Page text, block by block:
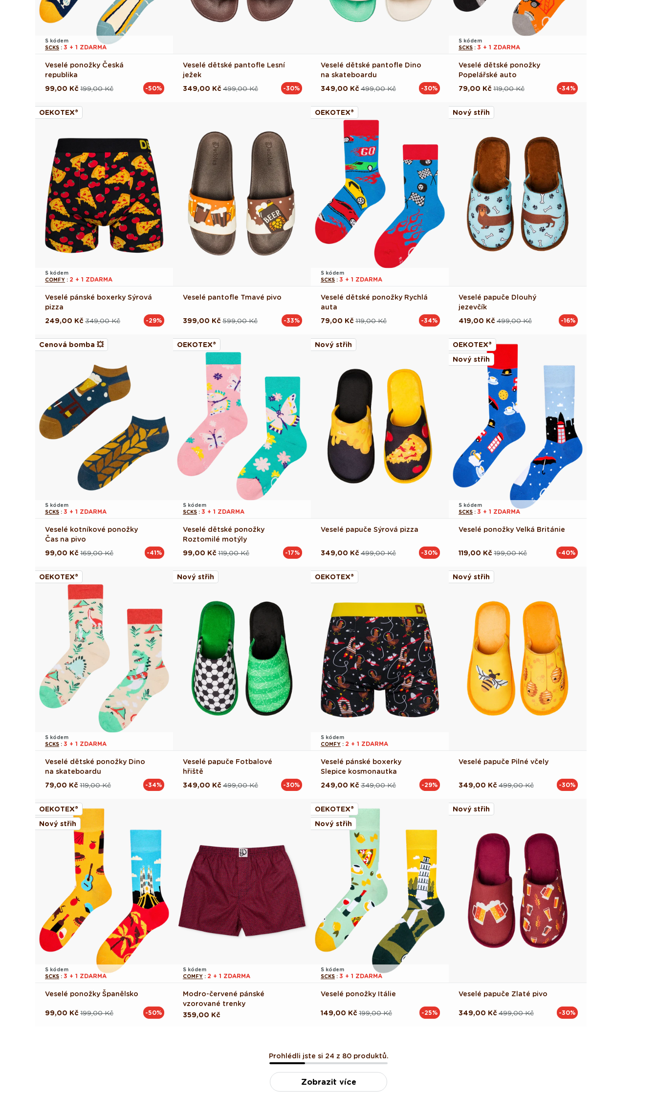
S kódem
SCKS : 3 + 1 ZDARMA
Veselé ponožky Česká
republika
Běžná
199,00 Kč
Výprodejová
99,00 Kč -50%
Veselé dětské pantofle Lesní
ježek
Běžná
499,00 Kč
Výprodejová
349,00 Kč -30%
Veselé dětské pantofle Dino
na skateboardu
Běžná
499,00 Kč
Výprodejová
349,00 Kč -30%
S kódem
SCKS : 3 + 1 ZDARMA
Veselé dětské ponožky
Popelářské auto
Běžná
119,00 Kč
Výprodejová
79,00 Kč -34%
OEKOTEX®
S kódem
COMFY : 2 + 1 ZDARMA
Veselé pánské boxerky Sýrová
pizza
Běžná
349,00 Kč
Výprodejová
249,00 Kč -29%
Veselé pantofle Tmavé pivo
Běžná
599,00 Kč
Výprodejová
399,00 Kč -33%
OEKOTEX®
S kódem
SCKS : 3 + 1 ZDARMA
Veselé dětské ponožky Rychlá
auta
Běžná
119,00 Kč
Výprodejová
79,00 Kč -34%
Nový střih
Veselé papuče Dlouhý
jezevčík
Běžná
499,00 Kč
Výprodejová
419,00 Kč -16%
Cenová bomba 💥
S kódem
SCKS : 3 + 1 ZDARMA
Veselé kotníkové ponožky
Čas na pivo
Běžná
169,00 Kč
Výprodejová
99,00 Kč -41%
OEKOTEX®
S kódem
SCKS : 3 + 1 ZDARMA
Veselé dětské ponožky
Roztomilé motýly
Běžná
119,00 Kč
Výprodejová
99,00 Kč -17%
Nový střih
Veselé papuče Sýrová pizza
Běžná
499,00 Kč
Výprodejová
349,00 Kč -30%
OEKOTEX®
Nový střih
S kódem
SCKS : 3 + 1 ZDARMA
Veselé ponožky Velká Británie
Běžná
199,00 Kč
Výprodejová
119,00 Kč -40%
OEKOTEX®
S kódem
SCKS : 3 + 1 ZDARMA
Veselé dětské ponožky Dino
na skateboardu
Běžná
119,00 Kč
Výprodejová
79,00 Kč -34%
Nový střih
Veselé papuče Fotbalové
hřiště
Běžná
499,00 Kč
Výprodejová
349,00 Kč -30%
OEKOTEX®
S kódem
COMFY : 2 + 1 ZDARMA
Veselé pánské boxerky
Slepice kosmonautka
Běžná
349,00 Kč
Výprodejová
249,00 Kč -29%
Nový střih
Veselé papuče Pilné včely
Běžná
499,00 Kč
Výprodejová
349,00 Kč -30%
OEKOTEX®
Nový střih
S kódem
SCKS : 3 + 1 ZDARMA
Veselé ponožky Španělsko
Běžná
199,00 Kč
Výprodejová
99,00 Kč -50%
S kódem
COMFY : 2 + 1 ZDARMA
Modro-červené pánské
vzorované trenky
Běžná
359,00 Kč
OEKOTEX®
Nový střih
S kódem
SCKS : 3 + 1 ZDARMA
Veselé ponožky Itálie
Běžná
199,00 Kč
Výprodejová
149,00 Kč -25%
Nový střih
Veselé papuče Zlaté pivo
Běžná
499,00 Kč
Výprodejová
349,00 Kč -30%
Prohlédli jste si 24 z 80 produktů.
Zobrazit více